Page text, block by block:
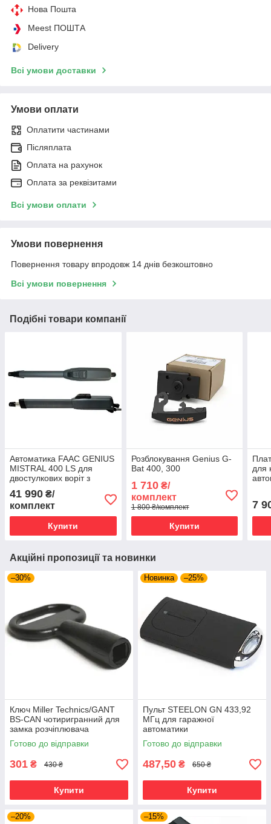
Нова Пошта
Meest ПОШТА
Delivery
Всі умови доставки
Умови оплати
Оплатити частинами
Післяплата
Оплата на рахунок
Оплата за реквізитами
Всі умови оплати
Умови повернення
Повернення товару впродовж 14 днів безкоштовно
Всі умови повернення
Подібні товари компанії
Автоматика FAAC GENIUS
MISTRAL 400 LS для
двостулкових воріт з
кінцевиками (до 4 м)
41 990 ₴/
комплект
Купити
Розблокування Genius G-
Bat 400, 300
1 710₴/
комплект
1 800 ₴/комплект
Купити
для
7
Акційні пропозиції та новинки
–30%
Ключ Miller Technics/GANT
BS-CAN чотиригранний для
замка розчіплювача
переведення в ручний режим
Готово до відправки
301 ₴ 430 ₴
Купити
Новинка –25%
Пульт STEELON GN 433,92
МГц для гаражної
автоматики
Готово до відправки
487,50 ₴ 650 ₴
Купити
–20% –15%